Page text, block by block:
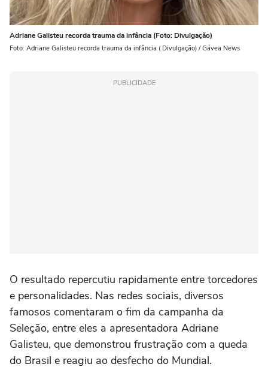
Adriane Galisteu recorda trauma da infância (Foto: Divulgação)
Foto: Adriane Galisteu recorda trauma da infância ( Divulgação) / Gávea News
PUBLICIDADE
O resultado repercutiu rapidamente entre torcedores
e personalidades. Nas redes sociais, diversos
famosos comentaram o fim da campanha da
Seleção, entre eles a apresentadora Adriane
Galisteu, que demonstrou frustração com a queda
do Brasil e reagiu ao desfecho do Mundial.